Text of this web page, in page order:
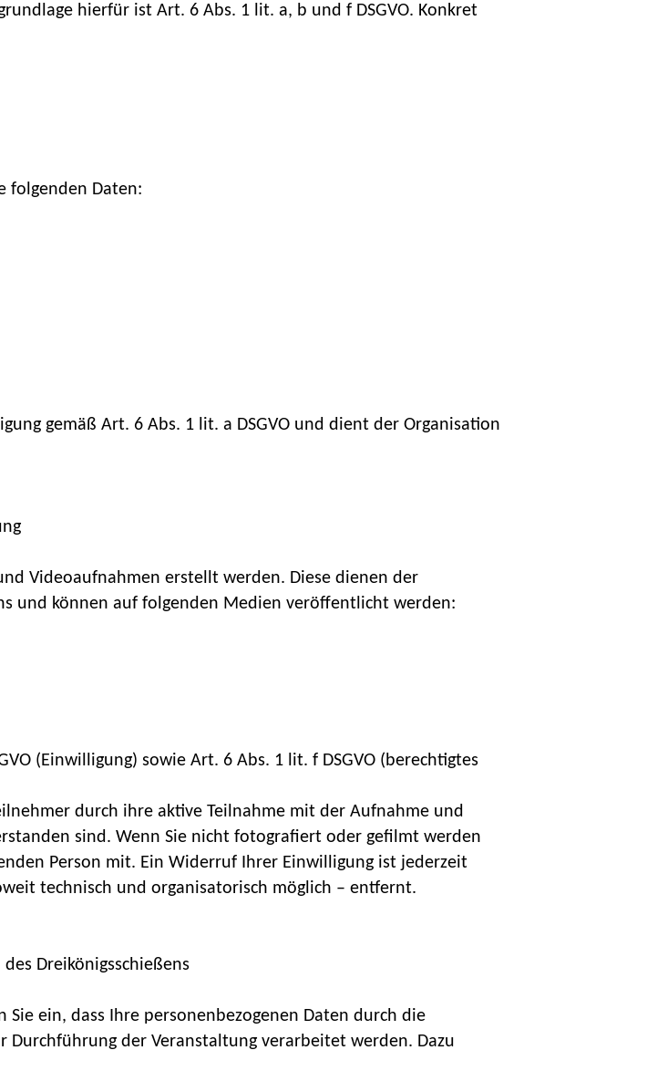
hierfür ist Art. 6 Abs. 1 lit. a, b und f DSGVO. Konkret
folgenden Daten:
gemäß Art. 6 Abs. 1 lit. a DSGVO und dient der Organisation
Videoaufnahmen erstellt werden. Diese dienen der
und können auf folgenden Medien veröffentlicht werden:
(Einwilligung) sowie Art. 6 Abs. 1 lit. f DSGVO (berechtigtes
durch ihre aktive Teilnahme mit der Aufnahme und
sind. Wenn Sie nicht fotografiert oder gefilmt werden
Person mit. Ein Widerruf Ihrer Einwilligung ist jederzeit
technisch und organisatorisch möglich – entfernt.
Dreikönigsschießens
ein, dass Ihre personenbezogenen Daten durch die
Durchführung der Veranstaltung verarbeitet werden. Dazu